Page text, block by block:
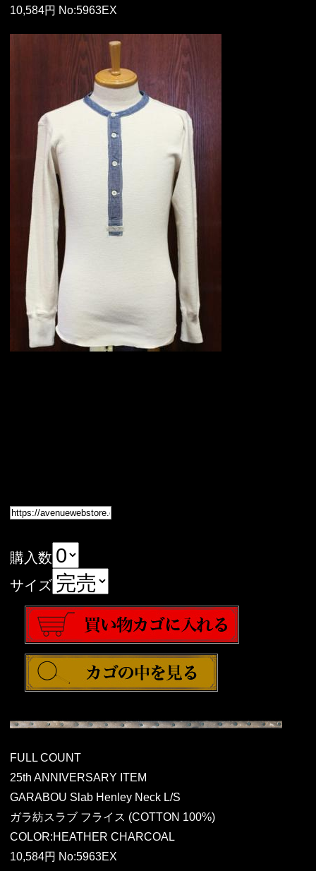
10,584円 No:5963EX
購入数
サイズ
FULL COUNT
25th ANNIVERSARY ITEM
GARABOU Slab Henley Neck L/S
ガラ紡スラブ フライス (COTTON 100%)
COLOR:HEATHER CHARCOAL
10,584円 No:5963EX